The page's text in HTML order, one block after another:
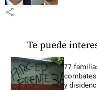
share
Te puede
77
y